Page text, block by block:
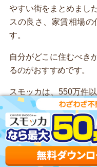
やすい街をまとめまし
スの良さ、家賃相場
す。
自分がどこに住むべき
るのがおすすめです。
スモッカは、550万件
理想のお部屋が見つか
るのが強みです。
アプリでいつでもどこ
ぜひ利用してみてくだ